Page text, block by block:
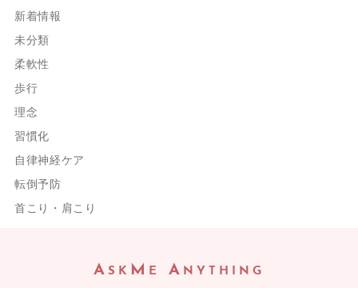
新着情報
未分類
柔軟性
歩行
理念
習慣化
自律神経ケア
転倒予防
首こり・肩こり
A SK M E A NYTHING